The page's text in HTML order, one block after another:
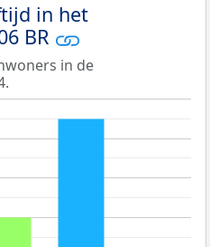
in het
BR
in de